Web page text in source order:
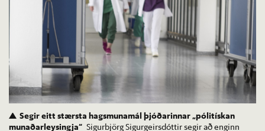
Segir eitt stærsta hagsmunamál þjóðarinnar „pólitískan
munaðarleysingja“ Sigurbjörg Sigurgeirsdóttir segir að enginn